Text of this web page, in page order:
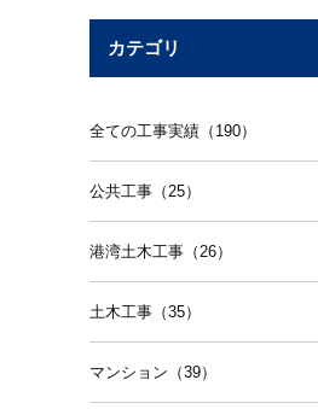
カテゴリ
全ての工事実績（190）
公共工事（25）
港湾土木工事（26）
土木工事（35）
マンション（39）